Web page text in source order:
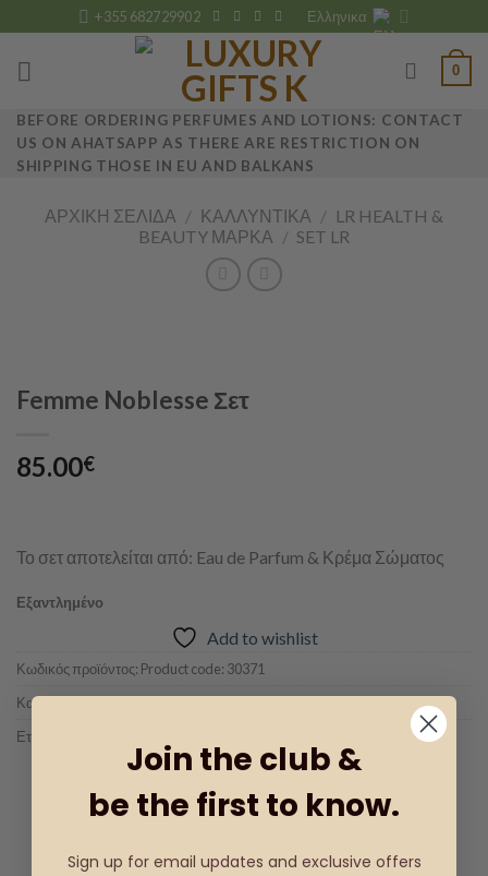
to
content
+355 682729902 Ελληνικα
0
BEFORE ORDERING PERFUMES AND LOTIONS: CONTACT
US ON AHATSAPP AS THERE ARE RESTRICTION ON
SHIPPING THOSE IN EU AND BALKANS
ΑΡΧΙΚΉ ΣΕΛΊΔΑ / ΚΑΛΛΥΝΤΙΚΆ / LR HEALTH &
BEAUTY ΜΆΡΚΑ / SET LR
Femme Noblesse Σετ
85.00€
Το σετ αποτελείται από: Eau de Parfum & Κρέμα Σώματος
Εξαντλημένο
Add to wishlist
Κωδικός προϊόντος: Product code: 30371
Κατηγορία:
Ετικέτα:
Join the club &
be the first to know.
Sign up for email updates and exclusive offers